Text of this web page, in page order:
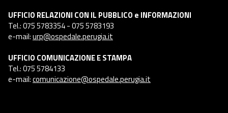
UFFICIO RELAZIONI CON IL PUBBLICO e INFORMAZIONI
Tel.: 075 5783354 - 075 5783193
e-mail:urp@ospedale.perugia.it
UFFICIO COMUNICAZIONE E STAMPA
Tel.: 075 5784133
e-mail:comunicazione@ospedale.perugia.it